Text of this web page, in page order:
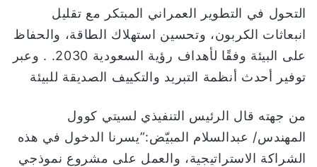
التحول في التطوير العمراني المبتكر مع تقليل
انبعاثات الكربون، وتحسين استهلاك الطاقة، والحفاظ
على البيئة وفقًا لأهداف رؤية السعودية 2030. . وعبر
توفير أحدث أنظمة التبريد والتكييف الصديقة للبيئة
من جهته قال الرئيس التنفيذي لسيتي كوول
المهندس/ عبدالسلام المبيّض:”يسرنا الدخول في هذه
الشراكة الاستراتيجية، والعمل على مشروع نموذجي